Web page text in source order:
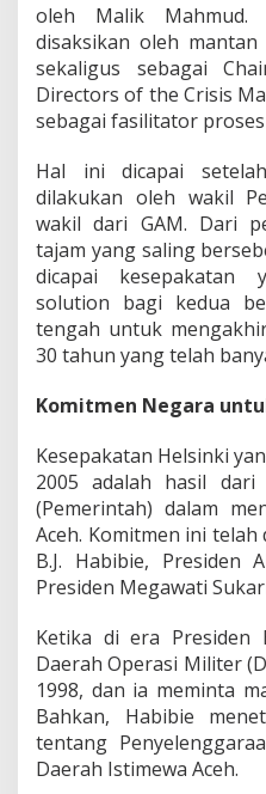
oleh Malik Mahmud.
disaksikan oleh
sekaligus sebagai
Directors of the Crisis
sebagai fasilitator
Hal ini dicapai
dilakukan oleh wakil
wakil dari GAM. Dari
tajam yang saling
dicapai kesepakatan
solution bagi kedua
tengah untuk
30 tahun yang telah
Komitmen Negara
Kesepakatan Helsinki
2005 adalah hasil
(Pemerintah) dalam
Aceh. Komitmen ini
B.J. Habibie, Presiden
Presiden Megawati
Ketika di era Presiden
Daerah Operasi Militer
1998, dan ia meminta
Bahkan, Habibie
tentang
Daerah Istimewa Aceh.